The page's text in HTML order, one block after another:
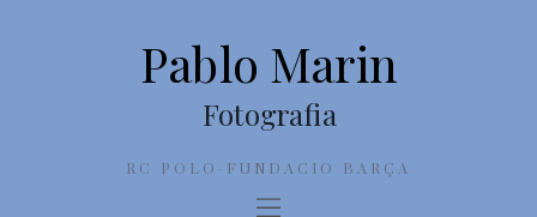
Pablo Marin
Fotografia
RC POLO-FUNDACIO BARÇA